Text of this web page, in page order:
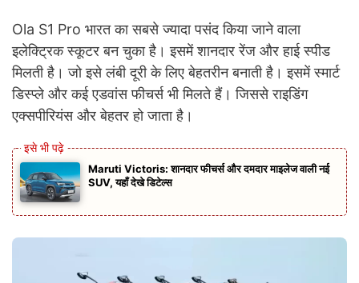
Ola S1 Pro भारत का सबसे ज्यादा पसंद किया जाने वाला
इलेक्ट्रिक स्कूटर बन चुका है। इसमें शानदार रेंज और हाई स्पीड
मिलती है। जो इसे लंबी दूरी के लिए बेहतरीन बनाती है। इसमें स्मार्ट
डिस्प्ले और कई एडवांस फीचर्स भी मिलते हैं। जिससे राइडिंग
एक्सपीरियंस और बेहतर हो जाता है।
Maruti Victoris: शानदार फीचर्स और दमदार माइलेज वाली नई
SUV, यहाँ देखे डिटेल्स